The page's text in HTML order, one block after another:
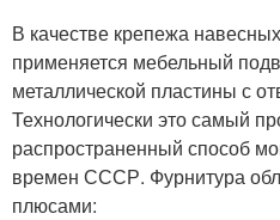
В качестве крепежа
применяется мебельный
металлической пластины с
Технологически это самый
распространенный способ
времен СССР. Фурнитура
плюсами: